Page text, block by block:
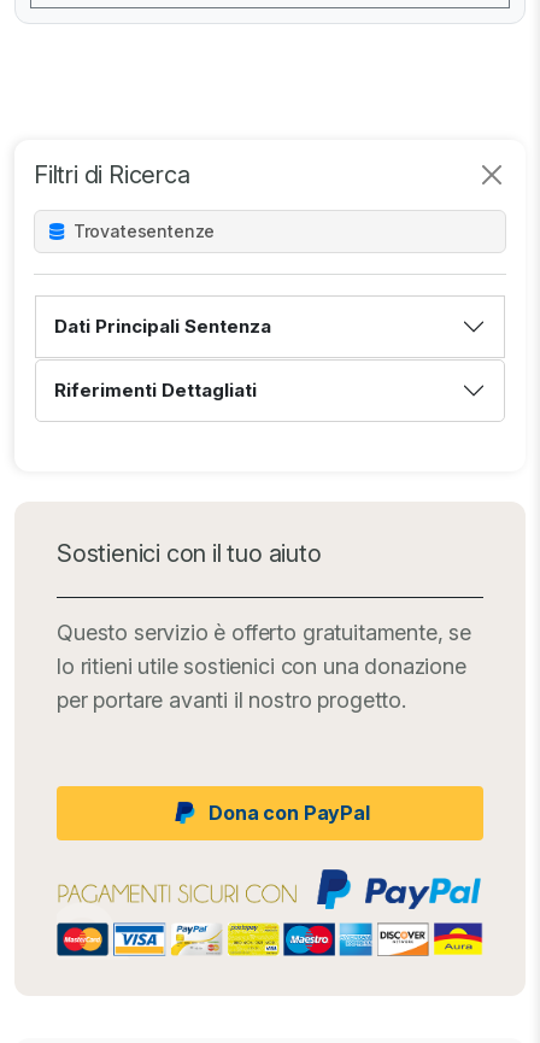
Filtri di Ricerca
Trovatesentenze
Dati Principali Sentenza
Riferimenti Dettagliati
Sostienici con il tuo aiuto
Questo servizio è offerto gratuitamente, se
lo ritieni utile sostienici con una donazione
per portare avanti il nostro progetto.
Dona con PayPal